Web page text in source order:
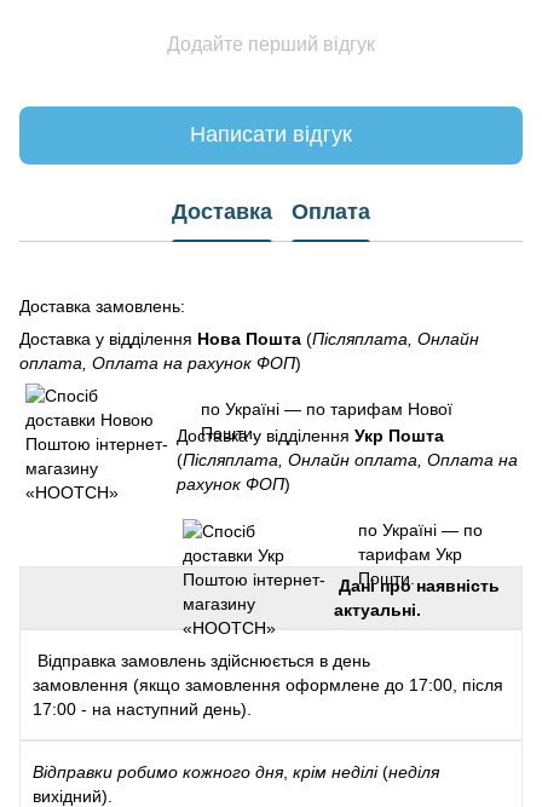
Додайте перший відгук
Написати відгук
Доставка Оплата
Доставка замовлень:
Доставка у відділення Нова Пошта (Післяплата, Онлайн
оплата, Оплата на рахунок ФОП)
по Україні — по тарифам Нової
Пошти.
Доставка у відділення Укр Пошта
(Післяплата, Онлайн оплата, Оплата на
рахунок ФОП)
по Україні — по
тарифам Укр
Пошти.
Дані про наявність
актуальні.
Відправка замовлень здійснюється в день
замовлення (якщо замовлення оформлене до 17:00, після
17:00 - на наступний день).
Відправки робимо кожного дня, крім неділі(неділя
вихідний).